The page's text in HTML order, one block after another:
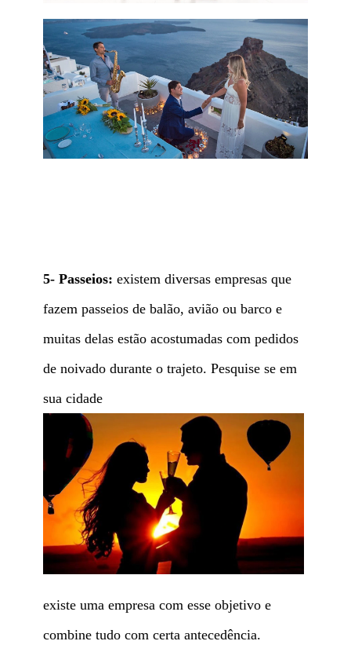
5- Passeios: existem diversas empresas que
fazem passeios de balão, avião ou barco e
muitas delas estão acostumadas com pedidos
de noivado durante o trajeto. Pesquise se em
sua cidade
existe uma empresa com esse objetivo e
combine tudo com certa antecedência.